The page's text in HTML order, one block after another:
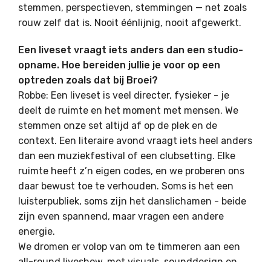
stemmen, perspectieven, stemmingen — net zoals
rouw zelf dat is. Nooit éénlijnig, nooit afgewerkt.
Een liveset vraagt iets anders dan een studio-
opname. Hoe bereiden jullie je voor op een
optreden zoals dat bij Broei?
Robbe: Een liveset is veel directer, fysieker - je
deelt de ruimte en het moment met mensen. We
stemmen onze set altijd af op de plek en de
context. Een literaire avond vraagt iets heel anders
dan een muziekfestival of een clubsetting. Elke
ruimte heeft z’n eigen codes, en we proberen ons
daar bewust toe te verhouden. Soms is het een
luisterpubliek, soms zijn het danslichamen - beide
zijn even spannend, maar vragen een andere
energie.
We dromen er volop van om te timmeren aan een